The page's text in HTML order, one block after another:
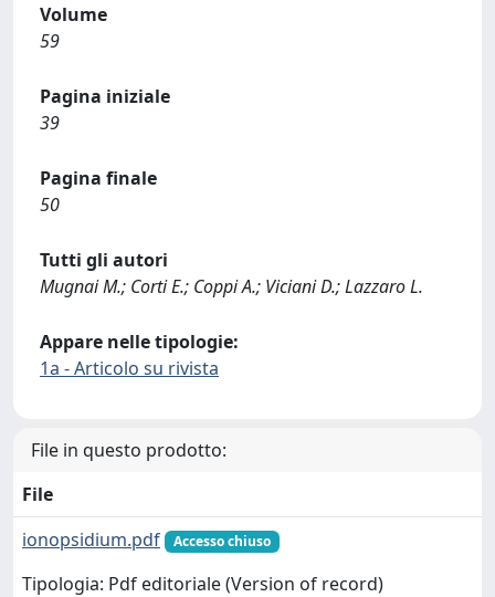
Volume
59
Pagina iniziale
39
Pagina finale
50
Tutti gli autori
Mugnai M.; Corti E.; Coppi A.; Viciani D.; Lazzaro L.
Appare nelle tipologie:
1a - Articolo su rivista
File in questo prodotto:
File
ionopsidium.pdf
Accesso chiuso
Tipologia: Pdf editoriale (Version of record)